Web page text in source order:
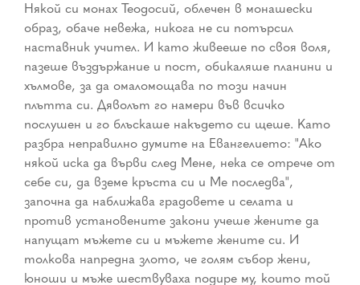
Някой си монах Теодосий, облечен в монашески
образ, обаче невежа, никога не си потърсил
наставник учител. И като живееше по своя воля,
пазеше въздържание и пост, обикаляше планини и
хълмове, за да омаломощава по този начин
плътта си. Дяволът го намери във всичко
послушен и го блъскаше накъдето си щеше. Като
разбра неправилно думите на Евангелието: "Ако
някой иска да върви след Мене, нека се отрече от
себе си, да вземе кръста си и Ме последва",
започна да наближава градовете и селата и
против установените закони учеше жените да
напущат мъжете си и мъжете жените си. И
толкова напредна злото, че голям събор жени,
юноши и мъже шествуваха подире му, които той